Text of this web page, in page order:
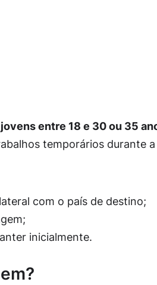
jovens entre 18 e 30 ou 35
temporários durante
com o país de destino;
inicialmente.